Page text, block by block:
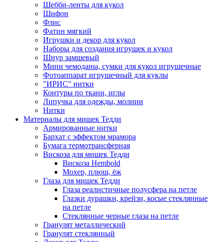
Шебби-ленты для кукол
Шифон
Флис
Фатин мягкий
Игрушки и декор для кукол
Наборы для создания игрушек и кукол
Шнур замшевый
Мини чемоданы, сумки для кукол игрушечные
Фотоаппарат игрушечный для куклы
"ИРИС" нитки
Контуры по ткани, иглы
Липучка для одежды, молнии
Нитки
Материалы для мишек Тедди
Армированные нитки
Бархат с эффектом мрамора
Бумага термотрансферная
Вискоза для мишек Тедди
Вискоза Hembold
Мохер, плюш, ёж
Глаза для мишек Тедди
Глаза реалистичные полусфера на петле
Глазки дурашки, крейзи, косые стеклянные
на петле
Стеклянные черные глаза на петле
Гранулят металлический
Гранулят стеклянный